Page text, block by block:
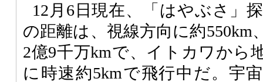
12月6日現在、「はやぶさ」
の距離は、視線方向に約550km
2億9千万kmで、イトカワから
に時速約5kmで飛行中だ。宇